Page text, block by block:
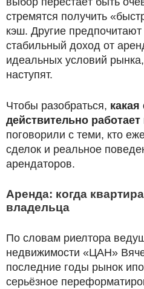
стремятся получить
кэш. Другие
стабильный доход от
идеальных условий
наступят.
Чтобы разобраться, какая
действительно работает
поговорили с теми, кто
сделок и реальное
арендаторов.
Аренда: когда
владельца
По словам риелтора
недвижимости «ЦАН»
последние годы рынок
серьёзное